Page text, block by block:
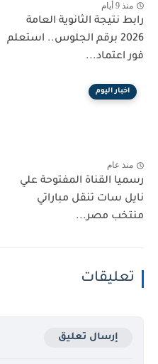
منذ 9 أيام
رابط نتيجة الثانوية العامة
2026 برقم الجلوس.. استعلم
فور اعتماد...
اخبار اليوم
منذ عام
رسميا القناة المفتوحة علي
نايل سات تنقل مباراتي
منتخب مصر...
تعليقات
إرسال تعليق